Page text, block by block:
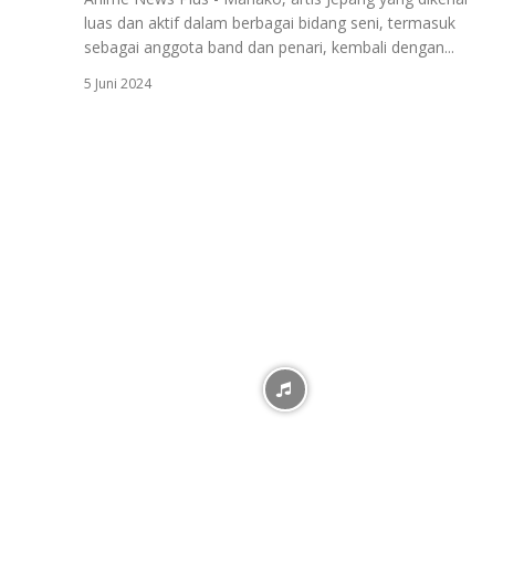
luas dan aktif dalam berbagai bidang seni, termasuk
sebagai anggota band dan penari, kembali dengan...
5 Juni 2024